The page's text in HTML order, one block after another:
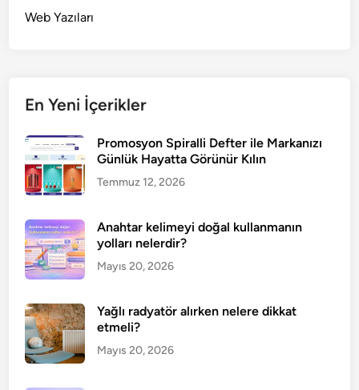
Web Yazıları
En Yeni İçerikler
Promosyon Spiralli Defter ile Markanızı
Günlük Hayatta Görünür Kılın
Temmuz 12, 2026
Anahtar kelimeyi doğal kullanmanın
yolları nelerdir?
Mayıs 20, 2026
Yağlı radyatör alırken nelere dikkat
etmeli?
Mayıs 20, 2026